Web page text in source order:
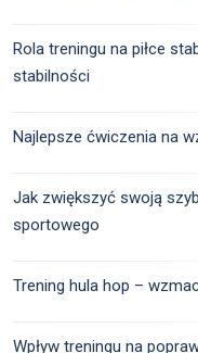
Rola treningu na piłce
stabilności
Najlepsze ćwiczenia na
Jak zwiększyć swoją
sportowego
Trening hula hop –
Wpływ treningu na